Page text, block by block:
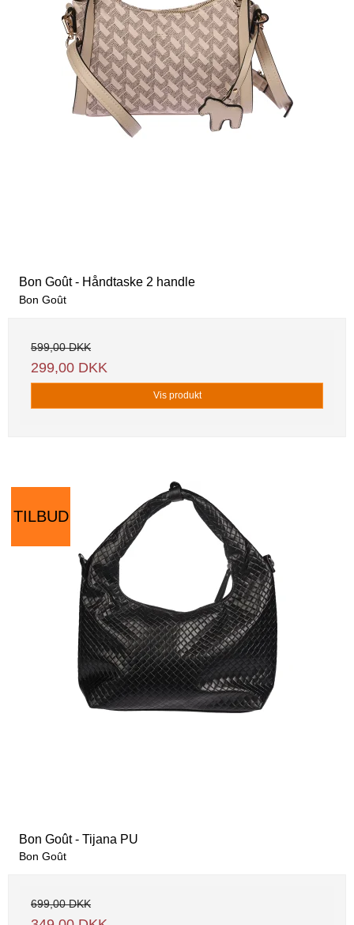
Bon Goût - Håndtaske 2 handle
Bon Goût
599,00 DKK
299,00 DKK
Vis produkt
TILBUD
Bon Goût - Tijana PU
Bon Goût
699,00 DKK